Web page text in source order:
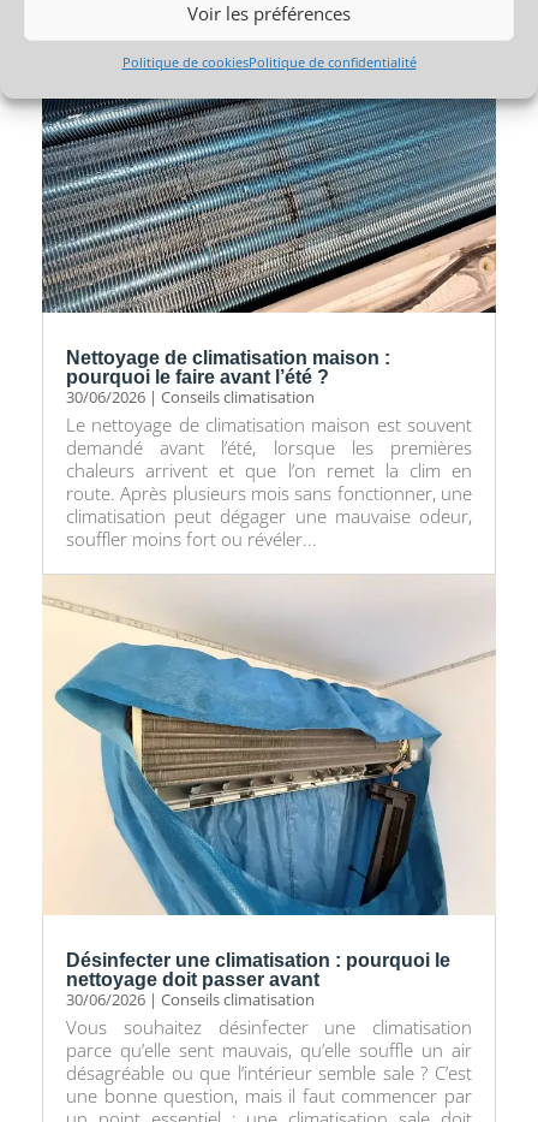
Voir les préférences
Politique de cookiesPolitique de confidentialité
Nettoyage de climatisation maison :
pourquoi le faire avant l’été ?
30/06/2026 | Conseils climatisation
Le nettoyage de climatisation maison est souvent
demandé avant l’été, lorsque les premières
chaleurs arrivent et que l’on remet la clim en
route. Après plusieurs mois sans fonctionner, une
climatisation peut dégager une mauvaise odeur,
souffler moins fort ou révéler...
Désinfecter une climatisation : pourquoi le
nettoyage doit passer avant
30/06/2026 | Conseils climatisation
Vous souhaitez désinfecter une climatisation
parce qu’elle sent mauvais, qu’elle souffle un air
désagréable ou que l’intérieur semble sale ? C’est
une bonne question, mais il faut commencer par